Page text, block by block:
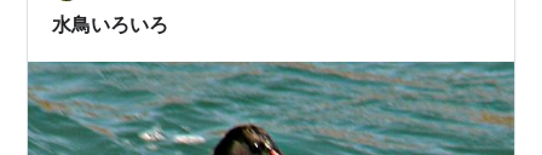
周りにいる大人たちに恵まれたね♪ ただ、現実ではこんな
水鳥いろいろ